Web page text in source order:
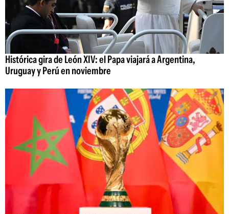
Histórica gira de León XIV: el Papa viajará a Argentina,
Uruguay y Perú en noviembre